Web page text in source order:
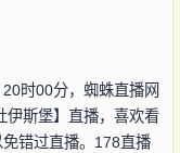
时00分，蜘蛛直播网
伊斯堡】直播，喜欢看
错过直播。178直播